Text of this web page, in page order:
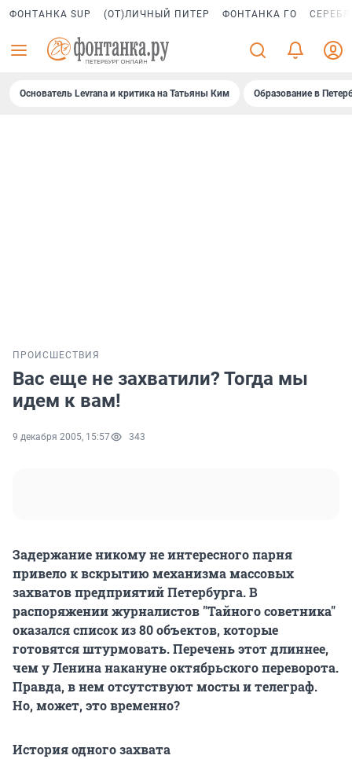
ФОНТАНКА SUP (ОТ)ЛИЧНЫЙ ПИТЕР ФОНТАНКА ГО
Основатель Levrana и критика на Татьяны Ким Образование в
ПРОИСШЕСТВИЯ
Вас еще не захватили? Тогда мы
идем к вам!
9 декабря 2005, 15:57 343
Задержание никому не интересного парня
привело к вскрытию механизма массовых
захватов предприятий Петербурга. В
распоряжении журналистов "Тайного советника"
оказался список из 80 объектов, которые
готовятся штурмовать. Перечень этот длиннее,
чем у Ленина накануне октябрьского переворота.
Правда, в нем отсутствуют мосты и телеграф.
Но, может, это временно?
История одного захвата